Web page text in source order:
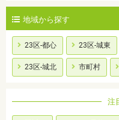
地域から探す
23区-都心 23区-城東
23区-城北 市町村
注